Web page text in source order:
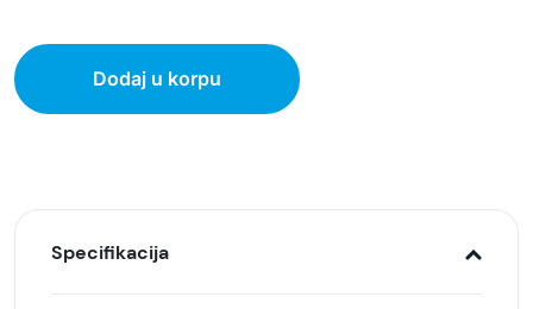
Dodaj u korpu
Specifikacija